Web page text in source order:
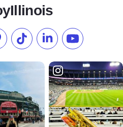
いいね
グラムをフォローする
ンタレスト
TikTokでフォローする
LinkedInでフォロー
YouTubeで